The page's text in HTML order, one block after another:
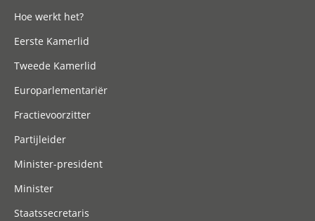
Hoe werkt het?
Eerste Kamerlid
Tweede Kamerlid
Europarlementariër
Fractievoorzitter
Partijleider
Minister-president
Minister
Staatssecretaris